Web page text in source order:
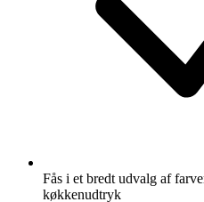
Fås i et bredt udvalg af
køkkenudtryk